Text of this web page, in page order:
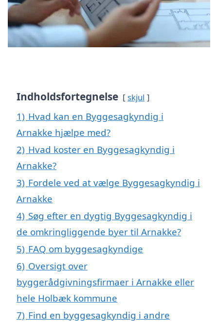
Indholdsfortegnelse skjul
1) Hvad kan en Byggesagkyndig i
Arnakke hjælpe med?
2) Hvad koster en Byggesagkyndig i
Arnakke?
3) Fordele ved at vælge Byggesagkyndig i
Arnakke
4) Søg efter en dygtig Byggesagkyndig i
de omkringliggende byer til Arnakke?
5) FAQ om byggesagkyndige
6) Oversigt over
byggerådgivningsfirmaer i Arnakke eller
hele Holbæk kommune
7) Find en byggesagkyndig i andre